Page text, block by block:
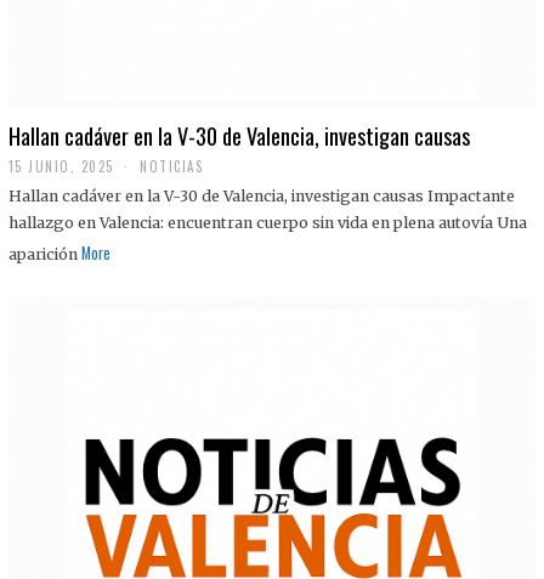
Hallan cadáver en la V-30 de Valencia, investigan causas
15 JUNIO, 2025 NOTICIAS
Hallan cadáver en la V-30 de Valencia, investigan causas Impactante
hallazgo en Valencia: encuentran cuerpo sin vida en plena autovía Una
aparición More